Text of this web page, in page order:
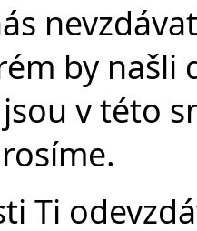
by
v této
Ti